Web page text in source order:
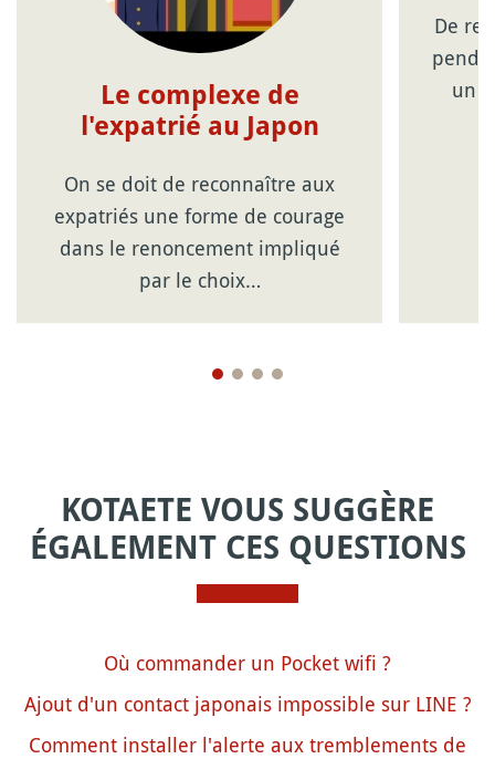
Le complexe de
l'expatrié au Japon
On se doit de reconnaître aux
expatriés une forme de courage
dans le renoncement impliqué
par le choix…
De
un
KOTAETE VOUS SUGGÈRE
ÉGALEMENT CES QUESTIONS
Où commander un Pocket wifi ?
Ajout d'un contact japonais impossible sur LINE ?
Comment installer l'alerte aux tremblements de